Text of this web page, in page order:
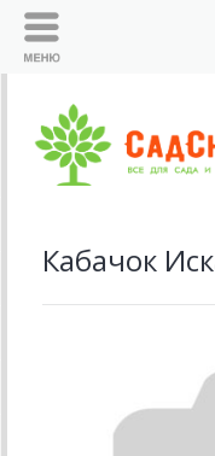
Кабачок